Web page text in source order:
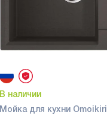
В наличии
Мойка для кухни Omoikiri